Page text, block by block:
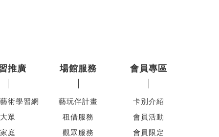
推廣
術學習網
大眾
家庭
場館服務
藝玩伴計畫
租借服務
觀眾服務
會員專區
卡別介紹
會員活動
會員限定